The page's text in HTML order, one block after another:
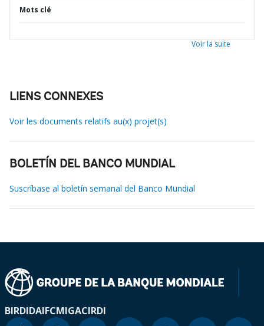
Mots clé
Voir la suite
LIENS CONNEXES
Voir les documents relatifs au(x) projet(s)
BOLETÍN DEL BANCO MUNDIAL
Suscríbase al boletín semanal del Banco Mundial
BIRDIDAIFCMIGACIRDI